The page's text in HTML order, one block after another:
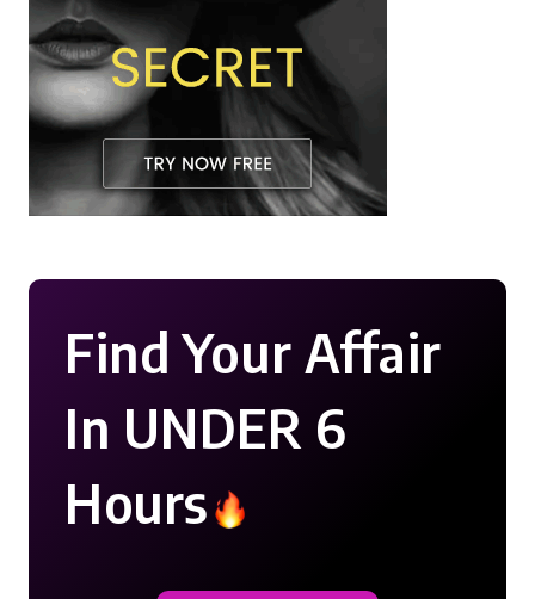
Find Your Affair
In UNDER 6
Hours